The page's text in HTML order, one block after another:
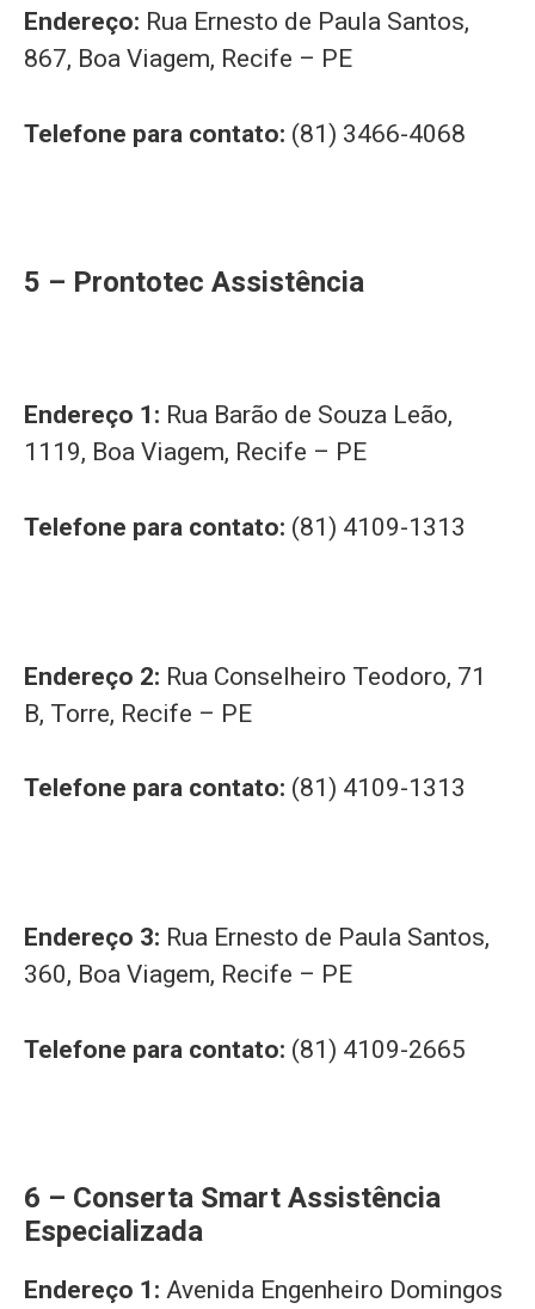
Endereço: Rua Ernesto de Paula Santos,
867, Boa Viagem, Recife – PE
Telefone para contato: (81) 3466-4068
5 – Prontotec Assistência
Endereço 1: Rua Barão de Souza Leão,
1119, Boa Viagem, Recife – PE
Telefone para contato: (81) 4109-1313
Endereço 2: Rua Conselheiro Teodoro, 71
B, Torre, Recife – PE
Telefone para contato: (81) 4109-1313
Endereço 3: Rua Ernesto de Paula Santos,
360, Boa Viagem, Recife – PE
Telefone para contato: (81) 4109-2665
6 – Conserta Smart Assistência
Especializada
Endereço 1: Avenida Engenheiro Domingos